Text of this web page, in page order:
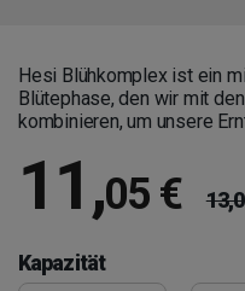
Hesi Blühkomplex ist ein
Blütephase, den wir mit
kombinieren, um unsere
11,05 €
Kapazität